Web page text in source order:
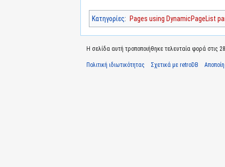
Κατηγορίες: Pages using DynamicPageList
Η σελίδα αυτή τροποποιήθηκε τελευταία φορά στις
Πολιτική ιδιωτικότητας Σχετικά με retroDB